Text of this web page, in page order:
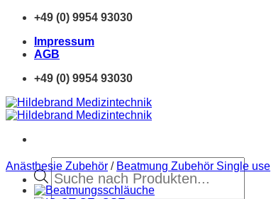
Zum
springen
+49 (0) 9954 93030
Impressum
AGB
+49 (0) 9954 93030
Products
search
Anästhesie Zubehör / Beatmung Zubehör Single use